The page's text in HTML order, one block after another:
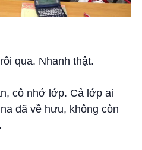
qua. Nhanh thật.
cô nhớ lớp. Cả lớp ai
đã về hưu, không còn